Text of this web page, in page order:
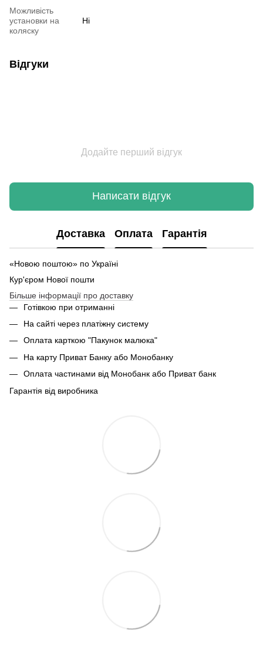
Можливість
установки на
коляску
Ні
Відгуки
Додайте перший відгук
Написати відгук
Доставка Оплата Гарантія
«Новою поштою» по Україні
Кур'єром Нової пошти
Більше інформації про доставку
Готівкою при отриманні
На сайті через платіжну систему
Оплата карткою "Пакунок малюка"
На карту Приват Банку або Монобанку
Оплата частинами від Монобанк або Приват банк
Гарантія від виробника